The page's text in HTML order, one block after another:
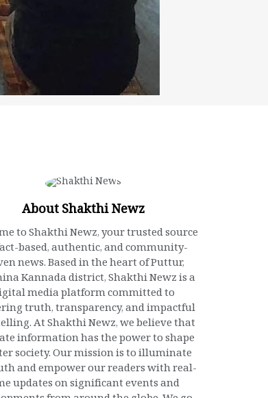
About Shakthi Newz
to Shakthi Newz, your trusted source
based, authentic, and community-
news. Based in the heart of Puttur,
Kannada district, Shakthi Newz is a
media platform committed to
truth, transparency, and impactful
At Shakthi Newz, we believe that
information has the power to shape
society. Our mission is to illuminate
and empower our readers with real-
updates on significant events and